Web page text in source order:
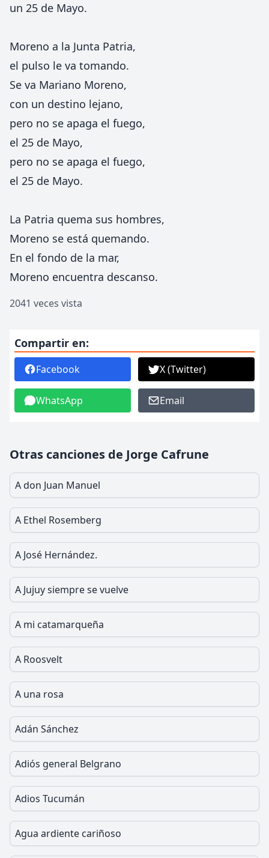
un 25 de Mayo.
Moreno a la Junta Patria,
el pulso le va tomando.
Se va Mariano Moreno,
con un destino lejano,
pero no se apaga el fuego,
el 25 de Mayo,
pero no se apaga el fuego,
el 25 de Mayo.
La Patria quema sus hombres,
Moreno se está quemando.
En el fondo de la mar,
Moreno encuentra descanso.
2041 veces vista
Compartir en:
Facebook X (Twitter)
WhatsApp Email
Otras canciones de Jorge Cafrune
A don Juan Manuel
A Ethel Rosemberg
A José Hernández.
A Jujuy siempre se vuelve
A mi catamarqueña
A Roosvelt
A una rosa
Adán Sánchez
Adiós general Belgrano
Adios Tucumán
Agua ardiente cariñoso